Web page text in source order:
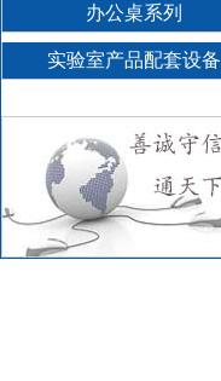
办公桌系列
实验室产品配套设备